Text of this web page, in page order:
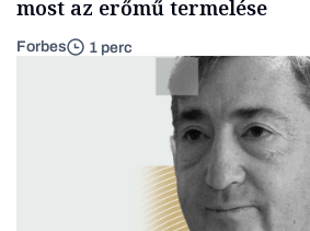
most az erőmű termelése
Forbes 1 perc